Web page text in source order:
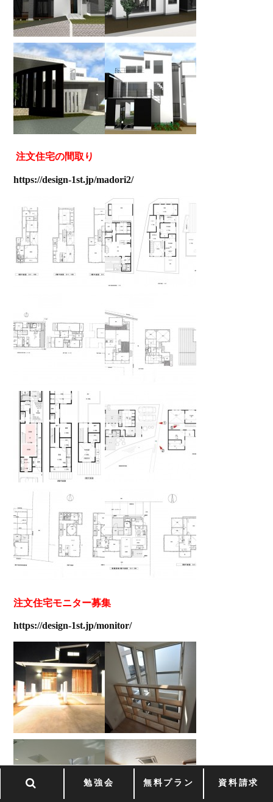
勉強会 無料プラン 資料請求
注文住宅の間取り
https://design-1st.jp/madori2/
注文住宅モニター募集
https://design-1st.jp/monitor/